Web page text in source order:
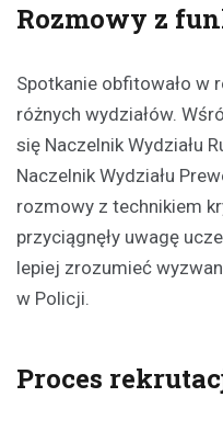
Rozmowy z
Spotkanie obfitowało w
różnych wydziałów.
się Naczelnik Wydziału
Naczelnik Wydziału
rozmowy z technikiem
przyciągnęły uwagę
lepiej zrozumieć
w Policji.
Proces